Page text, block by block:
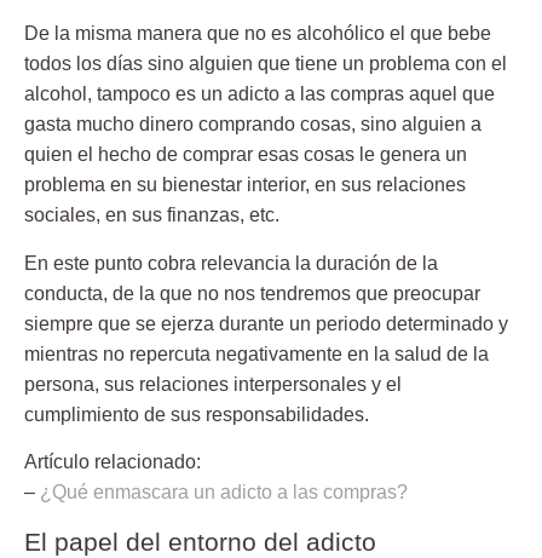
De la misma manera que no es alcohólico el que bebe
todos los días sino alguien que tiene un problema con el
alcohol, tampoco es un adicto a las compras aquel que
gasta mucho dinero comprando cosas, sino alguien a
quien el hecho de comprar esas cosas le genera un
problema en su bienestar interior, en sus relaciones
sociales, en sus finanzas, etc.
En este punto cobra relevancia la duración de la
conducta, de la que no nos tendremos que preocupar
siempre que se ejerza durante un periodo determinado y
mientras no repercuta negativamente en la salud de la
persona, sus relaciones interpersonales y el
cumplimiento de sus responsabilidades.
Artículo relacionado:
– ¿Qué enmascara un adicto a las compras?
El papel del entorno del adicto